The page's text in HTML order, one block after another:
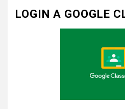
LOGIN A GOOGLE